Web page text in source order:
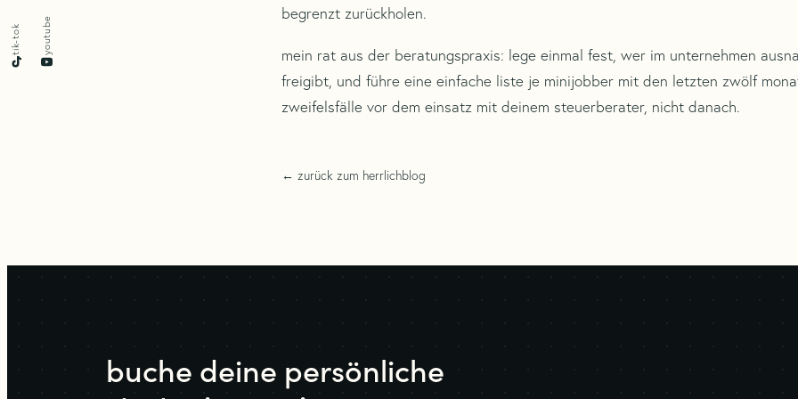
begrenzt zurückholen.
mein rat aus der beratungspraxis: lege einmal fest, wer im unternehmen
freigibt, und führe eine einfache liste je minijobber mit den letzten zwölf
zweifelsfälle vor dem einsatz mit deinem steuerberater, nicht danach.
← zurück zum herrlichblog
buche deine persönliche
tik-tok youtube